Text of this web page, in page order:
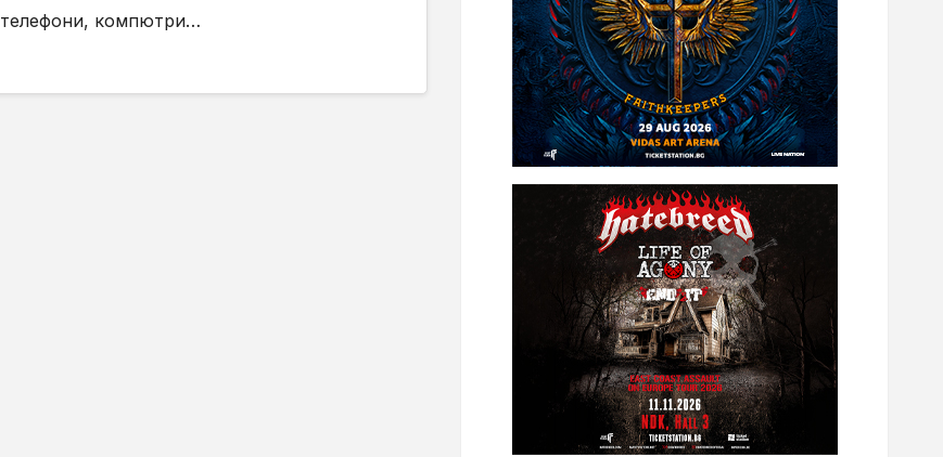
телефони, компютри…